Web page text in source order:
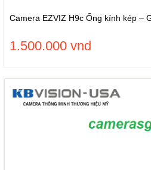
Camera EZVIZ H9c Ống kính kép –
1.500.000 vnd